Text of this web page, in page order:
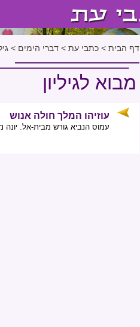
דף הבית > כתבי עת > דברי הימים > גיליון
מבוא לגיליון
עוזיהו המלך חולה אנוש
עמוס הנביא גורש מבית-אל.